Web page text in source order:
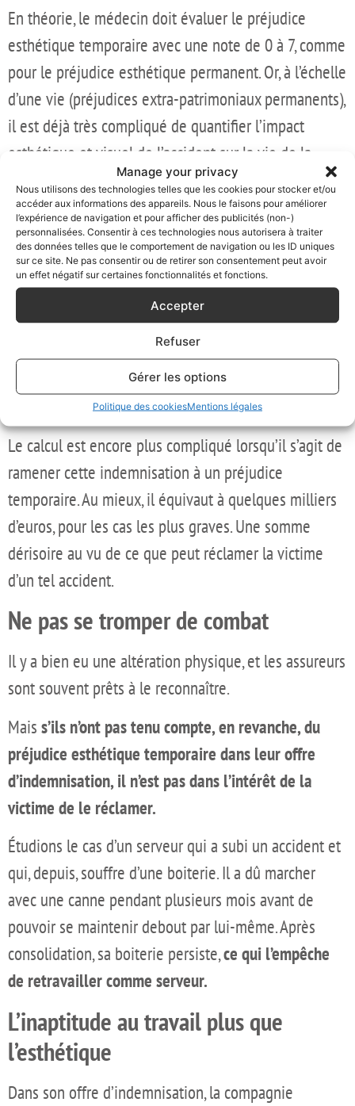
Manage your privacy
Nous utilisons des technologies telles que les cookies pour stocker et/ou
accéder aux informations des appareils. Nous le faisons pour améliorer
l’expérience de navigation et pour afficher des publicités (non-)
personnalisées. Consentir à ces technologies nous autorisera à traiter
des données telles que le comportement de navigation ou les ID uniques
sur ce site. Ne pas consentir ou de retirer son consentement peut avoir
un effet négatif sur certaines fonctionnalités et fonctions.
Accepter
Refuser
Gérer les options
Politique des cookiesMentions légales
En théorie, le médecin doit évaluer le préjudice
esthétique temporaire avec une note de 0 à 7, comme
pour le préjudice esthétique permanent. Or, à l’échelle
d’une vie (préjudices extra-patrimoniaux permanents),
il est déjà très compliqué de quantifier l’impact
esthétique et visuel de l’accident sur la vie de la
victime.
Se déplacer en fauteuil roulant est dommageable,
cela affecte ses conditions d’existence, son projet de
vie, ses actes de la vie courante, sa pratique d’un
sport, etc. Mais là encore, chaque affectation sera
indemnisée pour un chef de préjudice différent.
L’esthétique vient en dernier et, s’il est indemnisable,
il vaudra une somme dérisoire en comparaison des
Le calcul est encore plus compliqué lorsqu’il s’agit de
ramener cette indemnisation à un préjudice
temporaire. Au mieux, il équivaut à quelques milliers
d’euros, pour les cas les plus graves. Une somme
dérisoire au vu de ce que peut réclamer la victime
d’un tel accident.
Ne pas se tromper de combat
Il y a bien eu une altération physique, et les assureurs
sont souvent prêts à le reconnaître.
Mais s’ils n’ont pas tenu compte, en revanche, du
préjudice esthétique temporaire dans leur offre
d’indemnisation, il n’est pas dans l’intérêt de la
victime de le réclamer.
Étudions le cas d’un serveur qui a subi un accident et
qui, depuis, souffre d’une boiterie. Il a dû marcher
avec une canne pendant plusieurs mois avant de
pouvoir se maintenir debout par lui-même. Après
consolidation, sa boiterie persiste,ce qui l’empêche
de retravailler comme serveur.
L’inaptitude au travail plus que
l’esthétique
Dans son offre d’indemnisation, la compagnie